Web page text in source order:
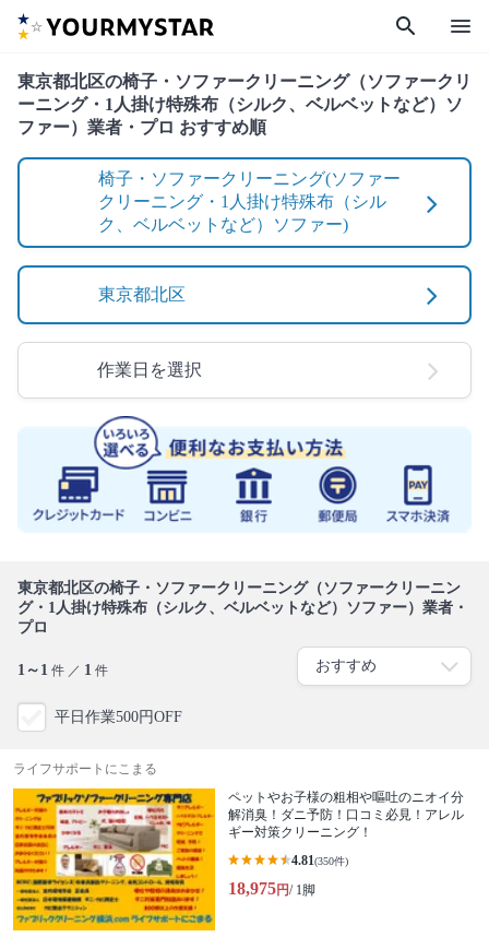
search menu
東京都北区の椅子・ソファークリーニング（ソファークリ
ーニング・1人掛け特殊布（シルク、ベルベットなど）ソ
ファー）業者・プロ おすすめ順
椅子・ソファークリーニング(ソファー
クリーニング・1人掛け特殊布（シル
ク、ベルベットなど）ソファー)
東京都北区
作業日を選択
東京都北区の椅子・ソファークリーニング（ソファークリーニン
グ・1人掛け特殊布（シルク、ベルベットなど）ソファー）業者・
プロ
1～1 件 ／ 1 件
平日作業500円OFF
ライフサポートにこまる
ペットやお子様の粗相や嘔吐のニオイ分
解消臭！ダニ予防！口コミ必見！アレル
ギー対策クリーニング！
4.81(350件)
18,975円/ 1脚